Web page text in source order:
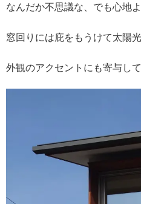
なんだか不思議な、でも心地
窓回りには庇をもうけて太陽
外観のアクセントにも寄与し